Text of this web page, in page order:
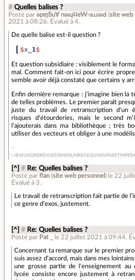
# Quelles balises ?
Posté par ǝpɐןƃu∀ nǝıɥʇʇɐW-ǝɹɹǝıԀ (site web
2021 à 08:26. Évalué à 4.
De quelle balise est-il question ?
$x_ 1$
Et question subsidiaire : visiblement le
mal. Comment fait-on ici pour écrire
semble avoir déjà constaté que certains y
Enfin dernière remarque : j'imagine bien la
de telles problèmes. Le premier paraît
juste du travail de retranscription d'un
risques d'étourderies, mais le second
l'ajouterais dans ma bibliothèque ; très
utiliser des vecteurs et obliger à une
«
[^] # Re: Quelles balises ?
Posté parflan (site web personnel ) le 22
Évalué à 3.
Le travail de retranscription fait partie de
ce genre d’exos, justement.
[^] # Re: Quelles balises ?
Posté par Pat _ le 22 juillet 2021 à 09:44.
Concernant ta remarque sur le premier
suis assez d'accord, mais dans mes
une grosse partie de l'enseignement au
lycée consiste encore justement à